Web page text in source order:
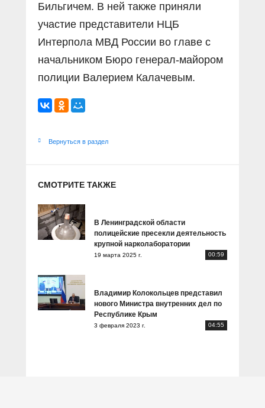
Бильгичем. В ней также приняли
участие представители НЦБ
Интерпола МВД России во главе с
начальником Бюро генерал-майором
полиции Валерием Калачевым.
Вернуться в раздел
СМОТРИТЕ ТАКЖЕ
В Ленинградской области
полицейские пресекли деятельность
крупной нарколаборатории
19 марта 2025 г. 00:59
Владимир Колокольцев представил
нового Министра внутренних дел по
Республике Крым
3 февраля 2023 г. 04:55